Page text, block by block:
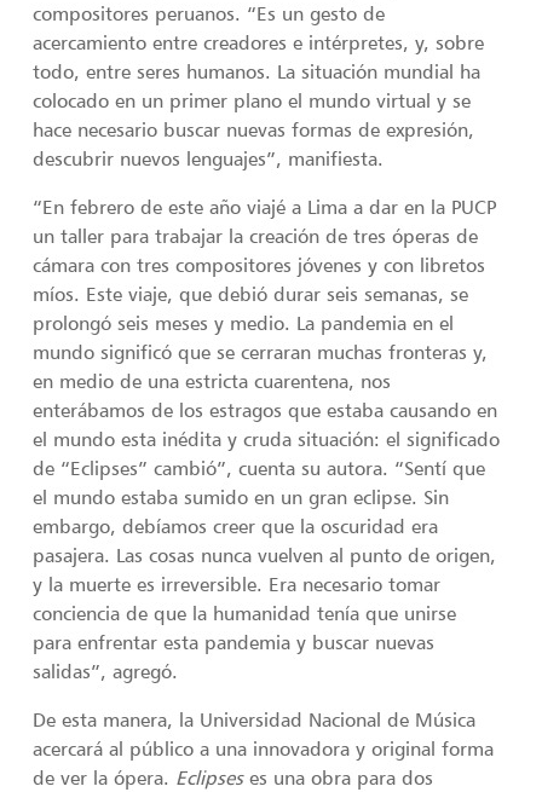
compositores peruanos. “Es un gesto de
acercamiento entre creadores e intérpretes, y, sobre
todo, entre seres humanos. La situación mundial ha
colocado en un primer plano el mundo virtual y se
hace necesario buscar nuevas formas de expresión,
descubrir nuevos lenguajes”, manifiesta.
“En febrero de este año viajé a Lima a dar en la PUCP
un taller para trabajar la creación de tres óperas de
cámara con tres compositores jóvenes y con libretos
míos. Este viaje, que debió durar seis semanas, se
prolongó seis meses y medio. La pandemia en el
mundo significó que se cerraran muchas fronteras y,
en medio de una estricta cuarentena, nos
enterábamos de los estragos que estaba causando en
el mundo esta inédita y cruda situación: el significado
de “Eclipses” cambió”, cuenta su autora. “Sentí que
el mundo estaba sumido en un gran eclipse. Sin
embargo, debíamos creer que la oscuridad era
pasajera. Las cosas nunca vuelven al punto de origen,
y la muerte es irreversible. Era necesario tomar
conciencia de que la humanidad tenía que unirse
para enfrentar esta pandemia y buscar nuevas
salidas”, agregó.
De esta manera, la Universidad Nacional de Música
acercará al público a una innovadora y original forma
de ver la ópera. Eclipseses una obra para dos